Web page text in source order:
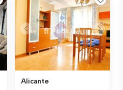
Alicante